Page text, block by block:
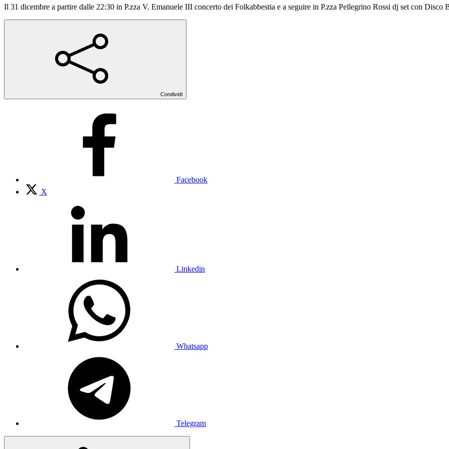
Il 31 dicembre a partire dalle 22:30 in P.zza V. Emanuele III concerto dei Folkabbestia e a seguire in P.zza Pellegrino Rossi dj set con Disco
Condividi
Facebook
X
Linkedin
Whatsapp
Telegram